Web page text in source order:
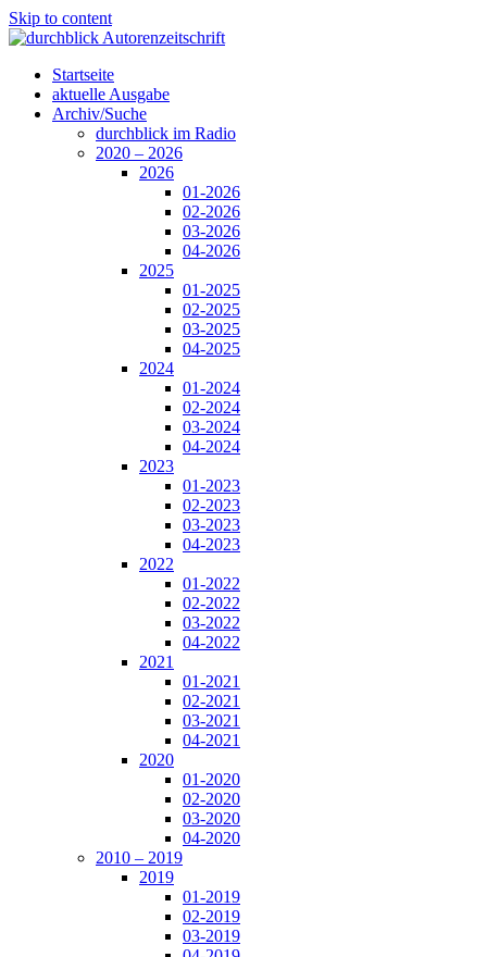
Skip to content
Startseite
aktuelle Ausgabe
Archiv/Suche
durchblick im Radio
2020 – 2026
2026
01-2026
02-2026
03-2026
04-2026
2025
01-2025
02-2025
03-2025
04-2025
2024
01-2024
02-2024
03-2024
04-2024
2023
01-2023
02-2023
03-2023
04-2023
2022
01-2022
02-2022
03-2022
04-2022
2021
01-2021
02-2021
03-2021
04-2021
2020
01-2020
02-2020
03-2020
04-2020
2010 – 2019
2019
01-2019
02-2019
03-2019